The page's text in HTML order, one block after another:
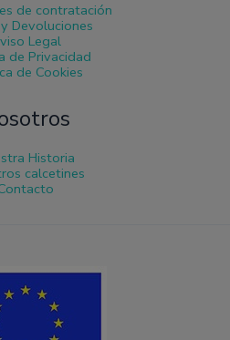
de contratación
Devoluciones
Legal
de Privacidad
de Cookies
Historia
calcetines